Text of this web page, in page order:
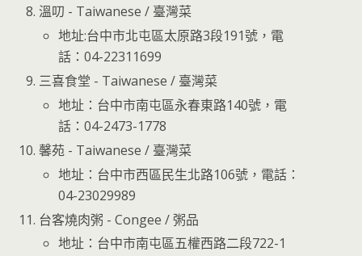
溫叨 - Taiwanese / 臺灣菜
地址:台中市北屯區太原路3段191號，電
話：04-22311699
三喜食堂 - Taiwanese / 臺灣菜
地址：台中市南屯區永春東路140號，電
話：04-2473-1778
馨苑 - Taiwanese / 臺灣菜
地址：台中市西區民生北路106號，電話：
04-23029989
台客燒肉粥 - Congee / 粥品
地址：台中市南屯區五權西路二段722-1